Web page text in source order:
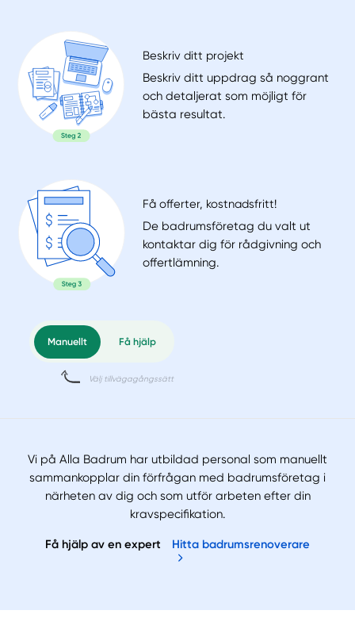
Beskriv ditt projekt
Beskriv ditt uppdrag så noggrant
och detaljerat som möjligt för
bästa resultat.
Få offerter, kostnadsfritt!
De badrumsföretag du valt ut
kontaktar dig för rådgivning och
offertlämning.
Vi på Alla Badrum har utbildad personal som manuellt
sammankopplar din förfrågan med badrumsföretag i
närheten av dig och som utför arbeten efter din
kravspecifikation.
Få hjälp av en expert Hitta badrumsrenoverare